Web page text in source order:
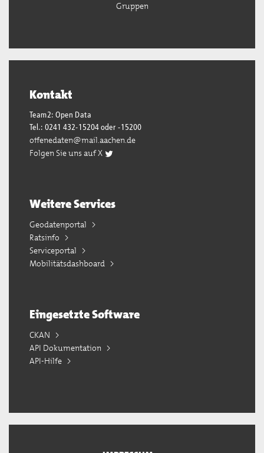
Gruppen
Kontakt
Team2: Open Data
Tel.: 0241 432-15204 oder -15200
offenedaten@mail.aachen.de
Folgen Sie uns auf X
Weitere Services
Geodatenportal
Ratsinfo
Serviceportal
Mobilitätsdashboard
Eingesetzte Software
CKAN
API Dokumentation
API-Hilfe